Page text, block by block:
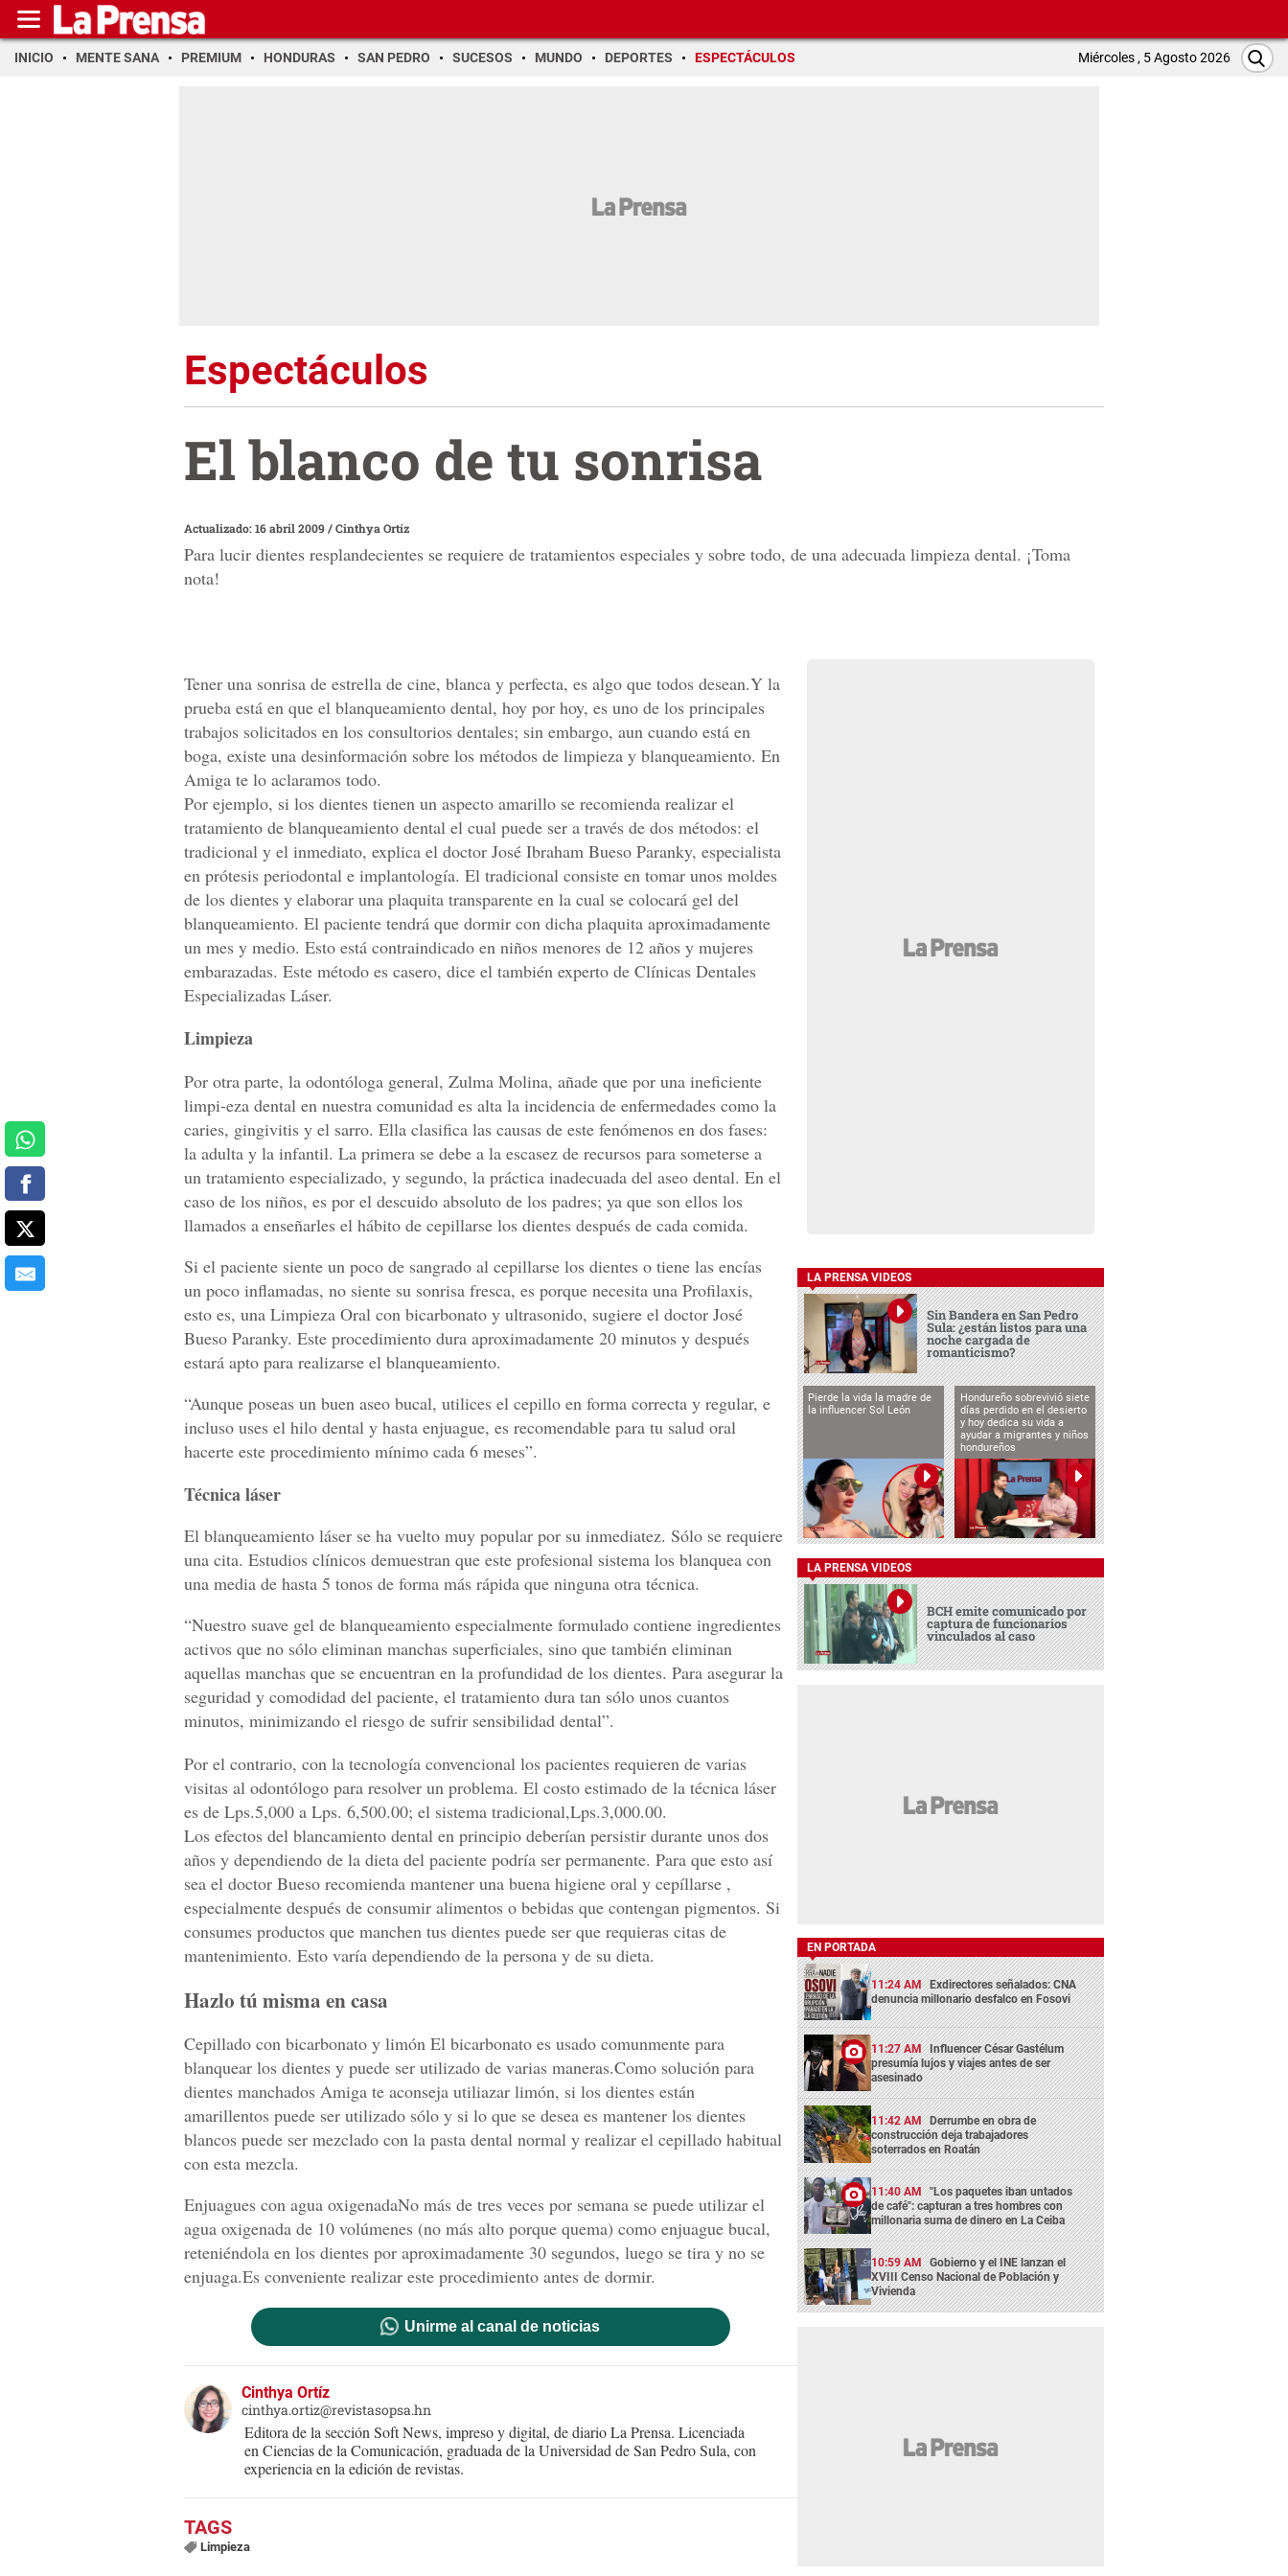
INICIO MENTE SANA PREMIUM HONDURAS SAN PEDRO SUCESOS MUNDO DEPORTES ESPECTÁCULOS Miércoles , 5 Agosto 2026
Espectáculos
El blanco de tu sonrisa
Actualizado: 16 abril 2009/Cinthya Ortíz
Para lucir dientes resplandecientes se requiere de tratamientos especiales y sobre todo, de una adecuada limpieza dental. ¡Toma
nota!
Tener una sonrisa de estrella de cine, blanca y perfecta, es algo que todos desean.Y la
prueba está en que el blanqueamiento dental, hoy por hoy, es uno de los principales
trabajos solicitados en los consultorios dentales; sin embargo, aun cuando está en
boga, existe una desinformación sobre los métodos de limpieza y blanqueamiento. En
Amiga te lo aclaramos todo.
Por ejemplo, si los dientes tienen un aspecto amarillo se recomienda realizar el
tratamiento de blanqueamiento dental el cual puede ser a través de dos métodos: el
tradicional y el inmediato, explica el doctor José Ibraham Bueso Paranky, especialista
en prótesis periodontal e implantología. El tradicional consiste en tomar unos moldes
de los dientes y elaborar una plaquita transparente en la cual se colocará gel del
blanqueamiento. El paciente tendrá que dormir con dicha plaquita aproximadamente
un mes y medio. Esto está contraindicado en niños menores de 12 años y mujeres
embarazadas. Este método es casero, dice el también experto de Clínicas Dentales
Especializadas Láser.
Limpieza
Por otra parte, la odontóloga general, Zulma Molina, añade que por una ineficiente
limpi-eza dental en nuestra comunidad es alta la incidencia de enfermedades como la
caries, gingivitis y el sarro. Ella clasifica las causas de este fenómenos en dos fases:
la adulta y la infantil. La primera se debe a la escasez de recursos para someterse a
un tratamiento especializado, y segundo, la práctica inadecuada del aseo dental. En el
caso de los niños, es por el descuido absoluto de los padres; ya que son ellos los
llamados a enseñarles el hábito de cepillarse los dientes después de cada comida.
Si el paciente siente un poco de sangrado al cepillarse los dientes o tiene las encías
un poco inflamadas, no siente su sonrisa fresca, es porque necesita una Profilaxis,
esto es, una Limpieza Oral con bicarbonato y ultrasonido, sugiere el doctor José
Bueso Paranky. Este procedimiento dura aproximadamente 20 minutos y después
estará apto para realizarse el blanqueamiento.
“Aunque poseas un buen aseo bucal, utilices el cepillo en forma correcta y regular, e
incluso uses el hilo dental y hasta enjuague, es recomendable para tu salud oral
hacerte este procedimiento mínimo cada 6 meses”.
Técnica láser
El blanqueamiento láser se ha vuelto muy popular por su inmediatez. Sólo se requiere
una cita. Estudios clínicos demuestran que este profesional sistema los blanquea con
una media de hasta 5 tonos de forma más rápida que ninguna otra técnica.
“Nuestro suave gel de blanqueamiento especialmente formulado contiene ingredientes
activos que no sólo eliminan manchas superficiales, sino que también eliminan
aquellas manchas que se encuentran en la profundidad de los dientes. Para asegurar la
seguridad y comodidad del paciente, el tratamiento dura tan sólo unos cuantos
minutos, minimizando el riesgo de sufrir sensibilidad dental”.
Por el contrario, con la tecnología convencional los pacientes requieren de varias
visitas al odontólogo para resolver un problema. El costo estimado de la técnica láser
es de Lps.5,000 a Lps. 6,500.00; el sistema tradicional,Lps.3,000.00.
Los efectos del blancamiento dental en principio deberían persistir durante unos dos
años y dependiendo de la dieta del paciente podría ser permanente. Para que esto así
sea el doctor Bueso recomienda mantener una buena higiene oral y cepíllarse ,
especialmente después de consumir alimentos o bebidas que contengan pigmentos. Si
consumes productos que manchen tus dientes puede ser que requieras citas de
mantenimiento. Esto varía dependiendo de la persona y de su dieta.
Hazlo tú misma en casa
Cepillado con bicarbonato y limón El bicarbonato es usado comunmente para
blanquear los dientes y puede ser utilizado de varias maneras.Como solución para
dientes manchados Amiga te aconseja utiliazar limón, si los dientes están
amarillentos puede ser utilizado sólo y si lo que se desea es mantener los dientes
blancos puede ser mezclado con la pasta dental normal y realizar el cepillado habitual
con esta mezcla.
Enjuagues con agua oxigenadaNo más de tres veces por semana se puede utilizar el
agua oxigenada de 10 volúmenes (no más alto porque quema) como enjuague bucal,
reteniéndola en los dientes por aproximadamente 30 segundos, luego se tira y no se
enjuaga.Es conveniente realizar este procedimiento antes de dormir.
Unirme al canal de noticias
Cinthya Ortíz
cinthya.ortiz@revistasopsa.hn
Editora de la sección Soft News, impreso y digital, de diario La Prensa. Licenciada
en Ciencias de la Comunicación, graduada de la Universidad de San Pedro Sula, con
experiencia en la edición de revistas.
Limpieza
LA PRENSA VIDEOS
Sin Bandera en San Pedro
Sula: ¿están listos para una
noche cargada de
romanticismo?
Pierde la vida la madre de
la influencer Sol León
Hondureño sobrevivió siete
días perdido en el desierto
y hoy dedica su vida a
ayudar a migrantes y niños
hondureños
LA PRENSA VIDEOS
BCH emite comunicado por
captura de funcionarios
vinculados al caso
EN PORTADA
11:24 AM Exdirectores señalados: CNA
denuncia millonario desfalco en Fosovi
11:27 AM Influencer César Gastélum
presumía lujos y viajes antes de ser
asesinado
11:42 AM Derrumbe en obra de
construcción deja trabajadores
soterrados en Roatán
11:40 AM "Los paquetes iban untados
de café": capturan a tres hombres con
millonaria suma de dinero en La Ceiba
10:59 AM Gobierno y el INE lanzan el
XVIII Censo Nacional de Población y
Vivienda